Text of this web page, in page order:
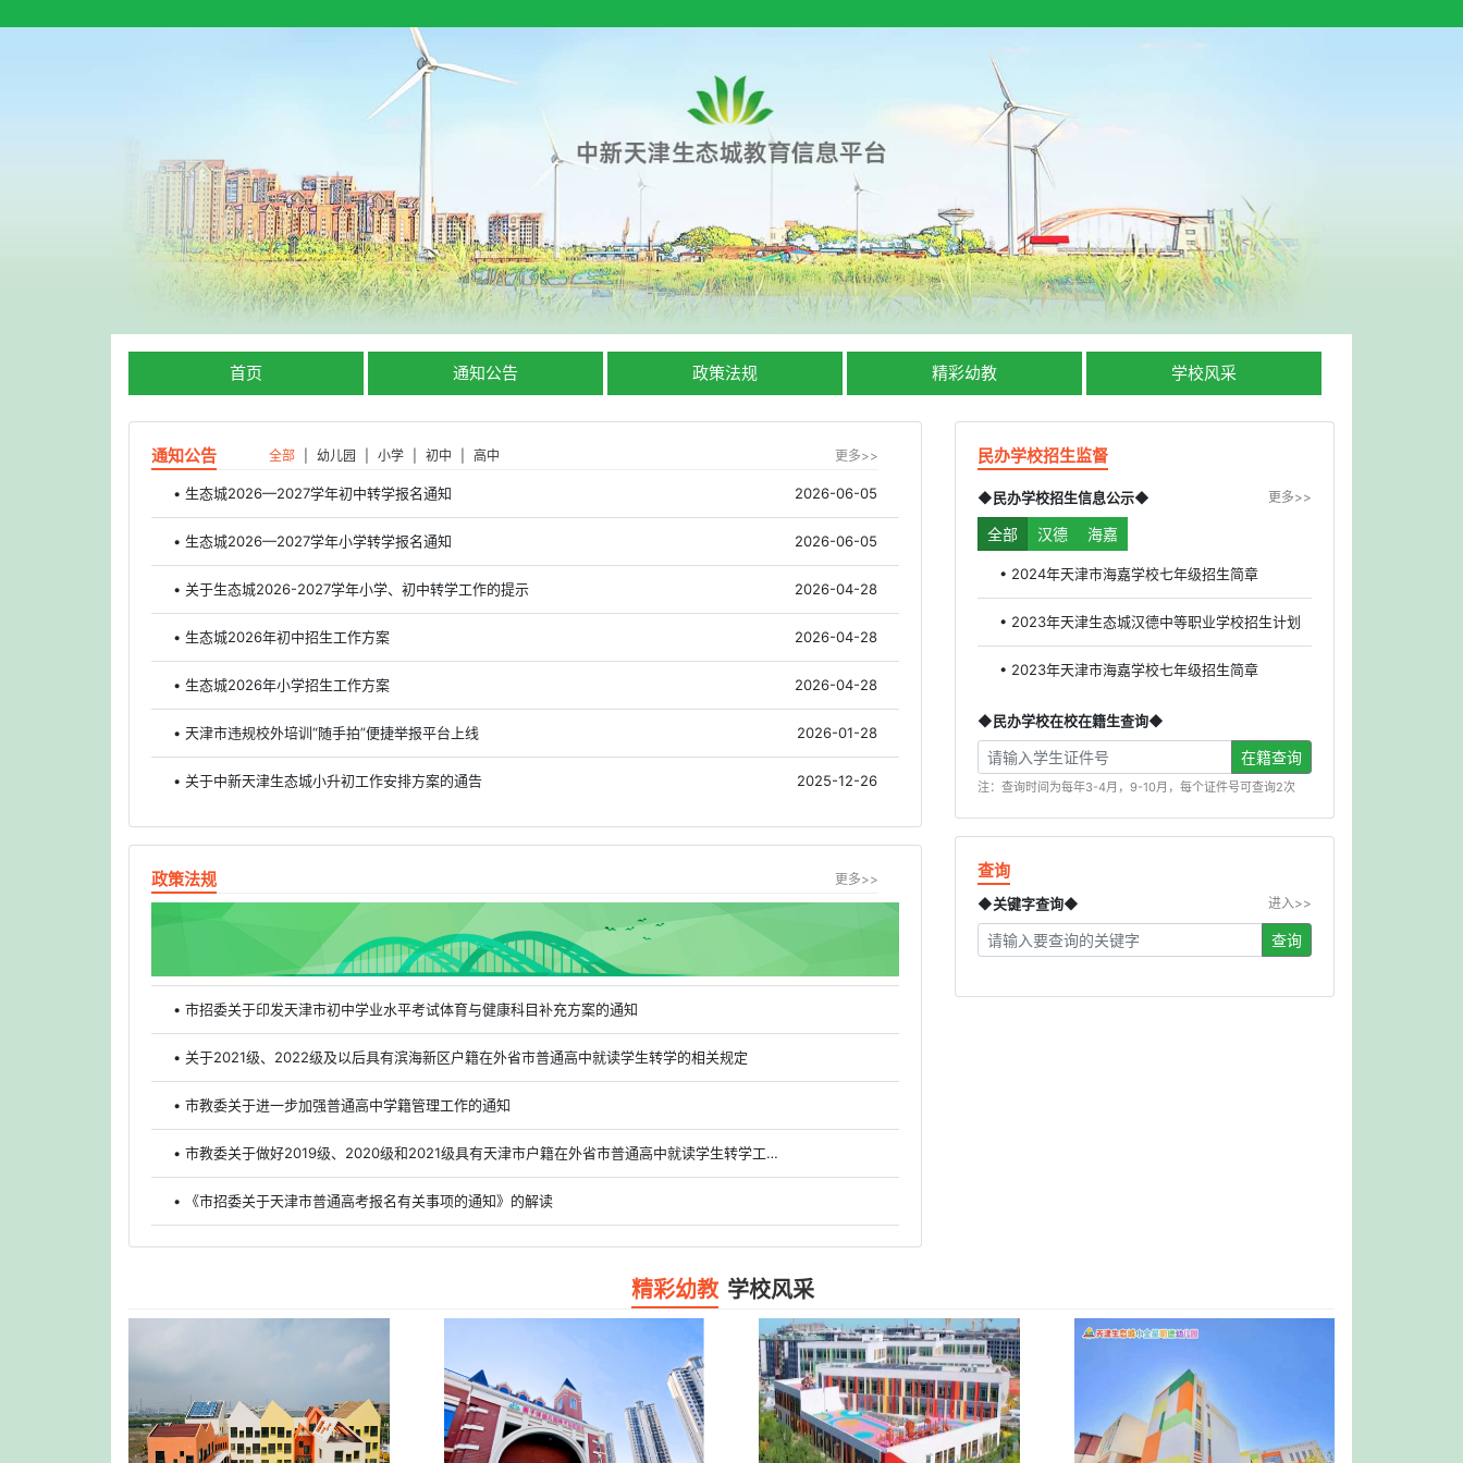
首页 通知公告 政策法规 精彩幼教 学校风采
通知公告 全部 幼儿园 小学 初中 高中 更多>>
• 生态城2026—2027学年初中转学报名通知 2026-06-05
• 生态城2026—2027学年小学转学报名通知 2026-06-05
• 关于生态城2026-2027学年小学、初中转学工作的提示 2026-04-28
• 生态城2026年初中招生工作方案 2026-04-28
• 生态城2026年小学招生工作方案 2026-04-28
• 天津市违规校外培训“随手拍”便捷举报平台上线 2026-01-28
• 关于中新天津生态城小升初工作安排方案的通告 2025-12-26
政策法规 更多>>
• 市招委关于印发天津市初中学业水平考试体育与健康科目补充方案的通知
• 关于2021级、2022级及以后具有滨海新区户籍在外省市普通高中就读学生转学的相关规定
• 市教委关于进一步加强普通高中学籍管理工作的通知
• 市教委关于做好2019级、2020级和2021级具有天津市户籍在外省市普通高中就读学生转学工作的通知
• 《市招委关于天津市普通高考报名有关事项的通知》的解读
民办学校招生监督
◆民办学校招生信息公示◆ 更多>>
全部 汉德 海嘉
• 2024年天津市海嘉学校七年级招生简章
• 2023年天津生态城汉德中等职业学校招生计划
• 2023年天津市海嘉学校七年级招生简章
◆民办学校在校在籍生查询◆
在籍查询
注：查询时间为每年3-4月，9-10月，每个证件号可查询2次
查询
◆关键字查询◆ 进入>>
查询
精彩幼教 学校风采